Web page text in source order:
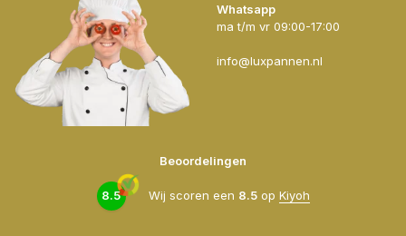
Whatsapp
ma t/m vr 09:00-17:00
info@luxpannen.nl
Beoordelingen
8.5 Wij scoren een 8.5op Kiyoh